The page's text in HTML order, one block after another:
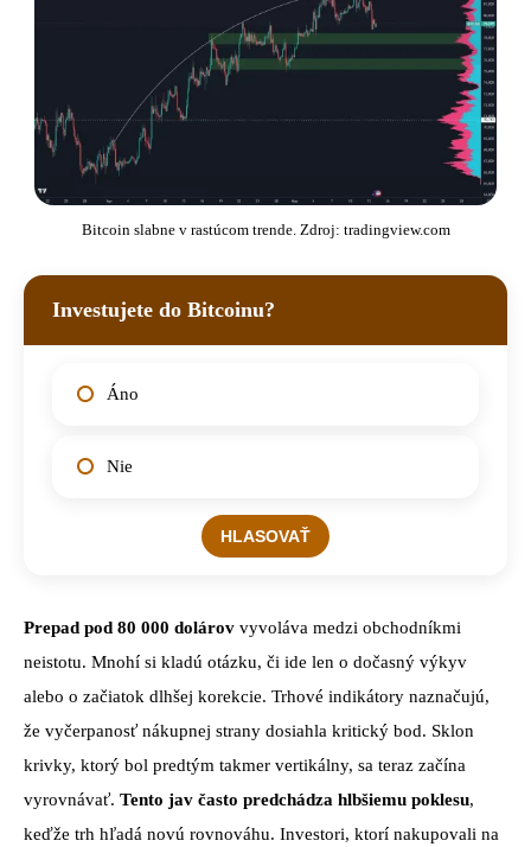
Bitcoin slabne v rastúcom trende. Zdroj: tradingview.com
Investujete do Bitcoinu?
Áno
Nie
Prepad pod 80 000 dolárov vyvoláva medzi obchodníkmi
neistotu. Mnohí si kladú otázku, či ide len o dočasný výkyv
alebo o začiatok dlhšej korekcie. Trhové indikátory naznačujú,
že vyčerpanosť nákupnej strany dosiahla kritický bod. Sklon
krivky, ktorý bol predtým takmer vertikálny, sa teraz začína
vyrovnávať. Tento jav často predchádza hlbšiemu poklesu,
keďže trh hľadá novú rovnováhu. Investori, ktorí nakupovali na